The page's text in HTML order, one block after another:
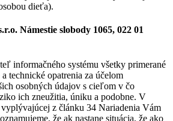
dieťa).
Námestie slobody 1065, 022 01
informačného systému všetky primerané
technické opatrenia za účelom
osobných údajov s cieľom v čo
ich zneužitia, úniku a podobne. V
z článku 34 Nariadenia Vám
že ak nastane situácia, že ako